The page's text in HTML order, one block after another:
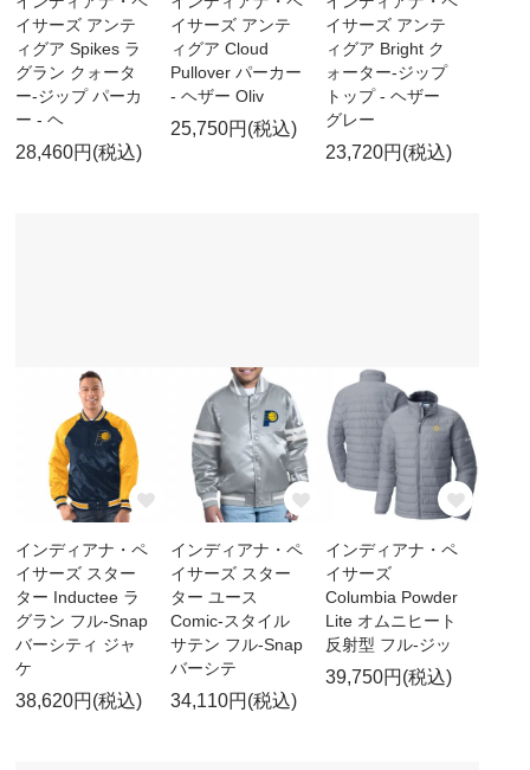
イサーズ アンテ
ィグア Spikes ラ
グラン クォータ
ー-ジップ パーカ
ー - ヘ
28,460円(税込)
イサーズ アンテ
ィグア Cloud
Pullover パーカー
- ヘザー Oliv
25,750円(税込)
イサーズ アンテ
ィグア Bright ク
ォーター-ジップ
トップ - ヘザー
グレー
23,720円(税込)
インディアナ・ペ
イサーズ スター
ター Inductee ラ
グラン フル-Snap
バーシティ ジャ
ケ
38,620円(税込)
インディアナ・ペ
イサーズ スター
ター ユース
Comic-スタイル
サテン フル-Snap
バーシテ
34,110円(税込)
インディアナ・ペ
イサーズ
Columbia Powder
Lite オムニヒート
反射型 フル-ジッ
39,750円(税込)